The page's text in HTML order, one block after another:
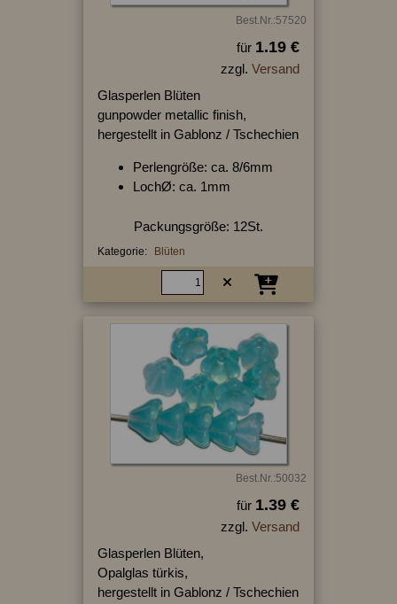
Best.Nr.:57520
für 1.19 €
zzgl. Versand
Glasperlen Blüten
gunpowder metallic finish,
hergestellt in Gablonz / Tschechien
Perlengröße: ca. 8/6mm
LochØ: ca. 1mm
Packungsgröße: 12St.
Kategorie: Blüten
Best.Nr.:50032
für 1.39 €
zzgl. Versand
Glasperlen Blüten,
Opalglas türkis,
hergestellt in Gablonz / Tschechien